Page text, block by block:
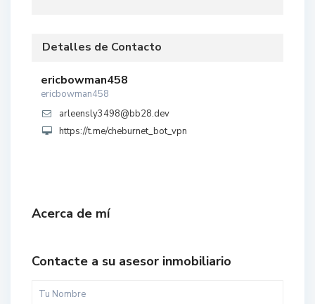
Detalles de Contacto
ericbowman458
ericbowman458
arleensly3498@bb28.dev
https://t.me/cheburnet_bot_vpn
Acerca de mí
Contacte a su asesor inmobiliario